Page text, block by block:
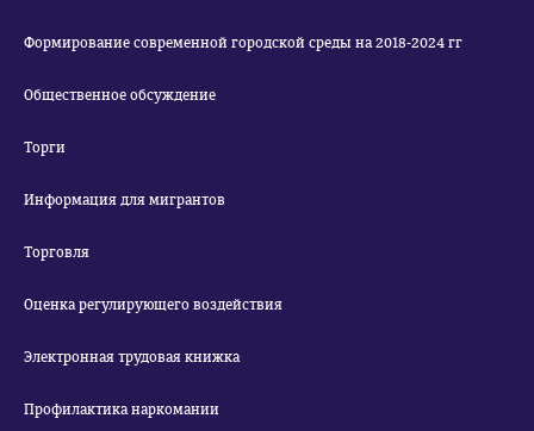
Формирование современной городской среды на 2018-2024 гг
Общественное обсуждение
Торги
Информация для мигрантов
Торговля
Оценка регулирующего воздействия
Электронная трудовая книжка
Профилактика наркомании